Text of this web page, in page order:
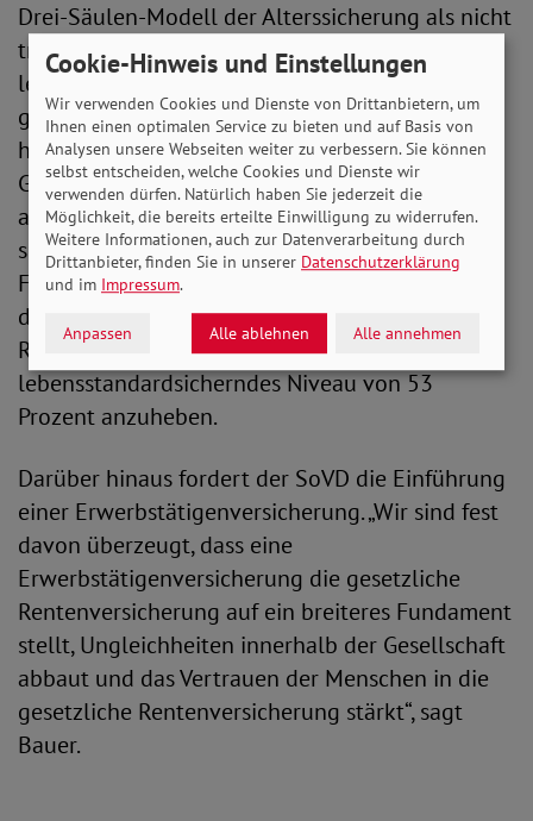
Drei-Säulen-Modell der Alterssicherung als nicht
tragfähig erwiesen. „Nur ein stabiles und
lebensstandardsicherndes Rentenniveau in der
gesetzlichen Rentenversicherung garantiert
heutigen Rentner*innen sowie jüngeren
Generationen eine verlässliche und
auskömmliche Rente“, betont Bauer. Der SoVD
setzt sich daher dafür ein, alle künstlichen
Faktoren zu streichen, welche sich negativ auf
die Rentenentwicklung auswirken, und das
Rentenniveau schrittweise wieder auf ein
lebensstandardsicherndes Niveau von 53
Prozent anzuheben.
Darüber hinaus fordert der SoVD die Einführung
einer Erwerbstätigenversicherung. „Wir sind fest
davon überzeugt, dass eine
Erwerbstätigenversicherung die gesetzliche
Rentenversicherung auf ein breiteres Fundament
stellt, Ungleichheiten innerhalb der Gesellschaft
abbaut und das Vertrauen der Menschen in die
gesetzliche Rentenversicherung stärkt“, sagt
Bauer.
Cookie-Hinweis und Einstellungen
Wir verwenden Cookies und Dienste von Drittanbietern, um
Ihnen einen optimalen Service zu bieten und auf Basis von
Analysen unsere Webseiten weiter zu verbessern. Sie können
selbst entscheiden, welche Cookies und Dienste wir
verwenden dürfen. Natürlich haben Sie jederzeit die
Möglichkeit, die bereits erteilte Einwilligung zu widerrufen.
Weitere Informationen, auch zur Datenverarbeitung durch
Drittanbieter, finden Sie in unserer Datenschutzerklärung
und im Impressum.
Anpassen Alle ablehnen Alle annehmen